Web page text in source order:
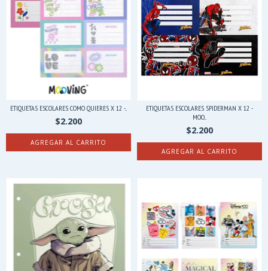
ETIQUETAS ESCOLARES COMO QUIERES X 12 -...
$2.200
AGREGAR AL CARRITO
ETIQUETAS ESCOLARES SPIDERMAN X 12 -
MOO...
$2.200